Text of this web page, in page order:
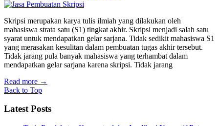
Skripsi merupakan karya tulis ilmiah yang dilakukan oleh
mahasiswa strata satu (S1) tingkat akhir. Skripsi menjadi salah satu
syarat untuk mendapatkan gelar sarjana. Tidak sedikit mahasiswa S1
yang merasakan kesulitan dalam pembuatan tugas akhir tersebut.
Tidak jarang pula banyak mahasiswa yang terhambat dalam
mendapatkan gelar sarjana karena skripsi. Tidak jarang
Read more →
Back to Top
Latest Posts